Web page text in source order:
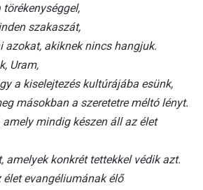
szakaszát,
azokat, akiknek nincs hangjuk.
Uram,
a kiselejtezés kultúrájába esünk,
másokban a szeretetre méltó lényt.
mindig készen áll az élet
amelyek konkrét tettekkel védik azt.
élet evangéliumának élő